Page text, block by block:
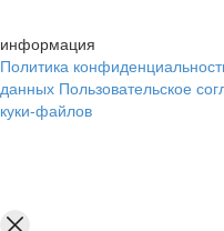
информация
Политика
данных Пользовательское
куки-файлов